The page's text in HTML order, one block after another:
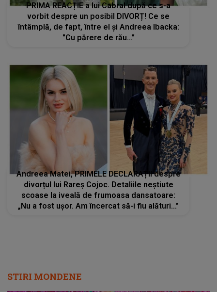
PRIMA REACȚIE a lui Cabral după ce s-a
vorbit despre un posibil DIVORȚ! Ce se
întâmplă, de fapt, între el și Andreea Ibacka:
"Cu părere de rău..."
Andreea Matei, PRIMELE DECLARAȚII despre
divorțul lui Rareș Cojoc. Detaliile neștiute
scoase la iveală de frumoasa dansatoare:
„Nu a fost ușor. Am încercat să-i fiu alături...”
STIRI MONDENE